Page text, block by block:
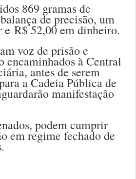
869 gramas de
de precisão, um
R$ 52,00 em dinheiro.
voz de prisão e
encaminhados à Central
antes de serem
a Cadeia Pública de
manifestação
podem cumprir
em regime fechado de